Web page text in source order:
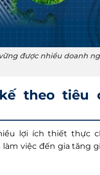
được nhiều doanh
theo tiêu
lợi ích thiết thực
việc đến gia tăng